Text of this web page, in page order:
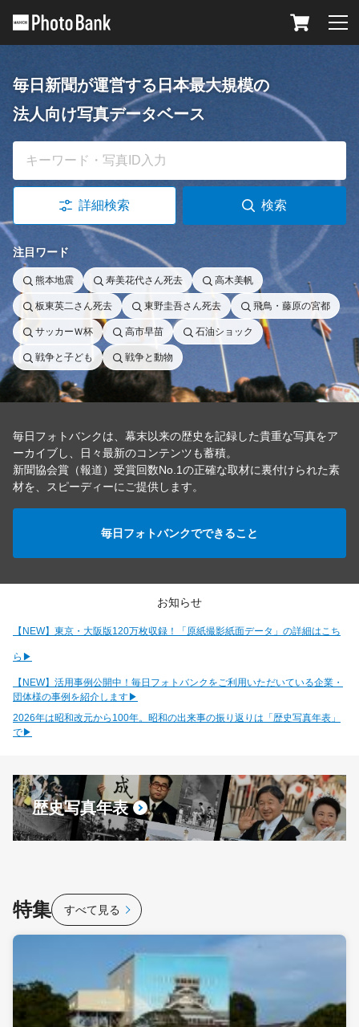
毎日新聞が運営する日本最大規模の
法人向け写真データベース
詳細検索
注目ワード
熊本地震 寿美花代さん死去 高木美帆
板東英二さん死去 東野圭吾さん死去 飛鳥・藤原の宮都
サッカーＷ杯 高市早苗 石油ショック
戦争と子ども 戦争と動物
毎日フォトバンクは、幕末以来の歴史を記録した貴重な写真をア
ーカイブし、日々最新のコンテンツも蓄積。
新聞協会賞（報道）受賞回数No.1の正確な取材に裏付けられた素
材を、スピーディーにご提供します。
毎日フォトバンクでできること
お知らせ
【NEW】東京・大阪版120万枚収録！「原紙撮影紙面データ」の詳細はこち
ら▶
【NEW】活用事例公開中！毎日フォトバンクをご利用いただいている企業・
団体様の事例を紹介します▶
2026年は昭和改元から100年。昭和の出来事の振り返りは「歴史写真年表」
で▶
歴史写真年表
特集 すべて見る